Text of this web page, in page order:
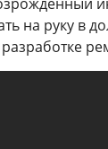
на руку в